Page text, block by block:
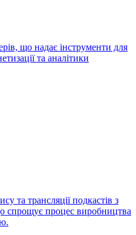
що надає інструменти для
та аналітики
та трансляції подкастів з
спрощує процес виробництва